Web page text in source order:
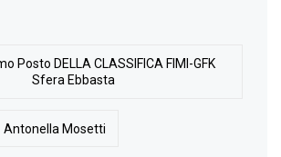
Posto DELLA CLASSIFICA FIMI-GFK
Sfera Ebbasta
Antonella Mosetti